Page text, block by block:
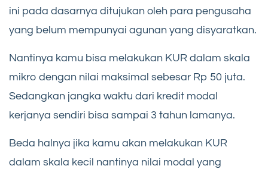
ini pada dasarnya ditujukan oleh para pengusaha
yang belum mempunyai agunan yang disyaratkan.
Nantinya kamu bisa melakukan KUR dalam skala
mikro dengan nilai maksimal sebesar Rp 50 juta.
Sedangkan jangka waktu dari kredit modal
kerjanya sendiri bisa sampai 3 tahun lamanya.
Beda halnya jika kamu akan melakukan KUR
dalam skala kecil nantinya nilai modal yang